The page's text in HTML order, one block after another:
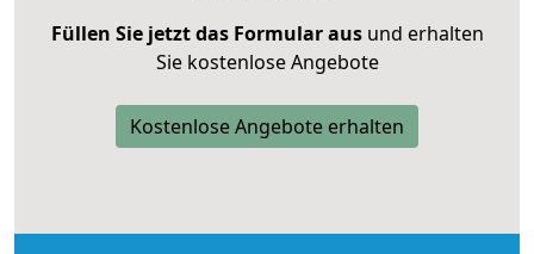
Füllen Sie jetzt das Formular ausund erhalten
Sie kostenlose Angebote
Kostenlose Angebote erhalten